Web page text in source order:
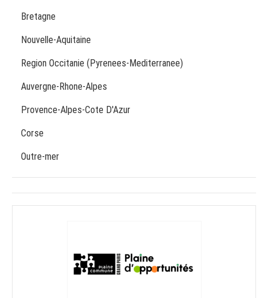
Bretagne
Nouvelle-Aquitaine
Region Occitanie (Pyrenees-Mediterranee)
Auvergne-Rhone-Alpes
Provence-Alpes-Cote D'Azur
Corse
Outre-mer